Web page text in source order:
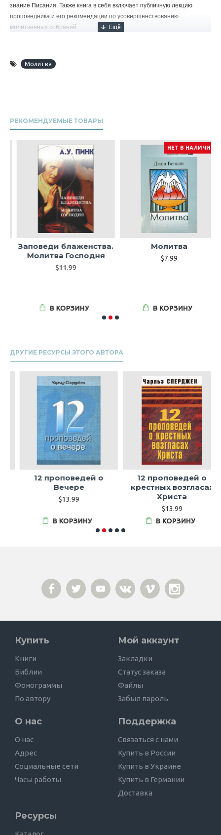
знание Писания. Также книга в себя включает публичную лекцию
проповедника и его рекомендации по усовершенствованию
молитвенных собраний.
Молитва
РЕКОМЕНДУЕМЫЕ ТОВАРЫ
Заповеди блаженства.
Молитва Господня
$11.99
В КОРЗИНУ
НЕТ В НАЛИЧИИ
Молитва
$7.99
В КОРЗИНУ
ДРУГИЕ РЕСУРСЫ ЭТОГО АВТОРА
12 проповедей о
Вечере
$13.99
В КОРЗИНУ
12 проповедей о
крестных возгласах
Христа
$13.99
В КОРЗИНУ
Купить
Книги
Библии
Фонограммы
По автору
Мой аккаунт
Закладки
Статус заказа
Файлы
Забыл пароль
О нас
О нас
Адрес
Социальные сети
Часы работы
Поддержка
Связаться с нами
Купить в России
Купить в Украине
Купить в Германии
Доставка
Ресурсы